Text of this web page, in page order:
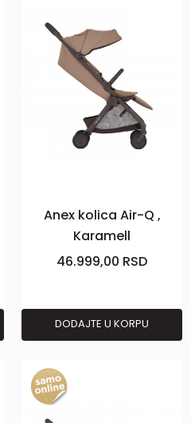
Anex kolica Air-Q ,
Karamell
46.999,00 RSD
DODAJTE U KORPU